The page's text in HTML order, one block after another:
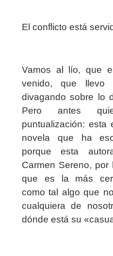
El conflicto está
Vamos al lío, que
venido, que llevo
divagando sobre lo
Pero antes
puntualización: esta
novela que ha
porque esta
Carmen Sereno,
que es la más
como tal algo que
cualquiera de
dónde está su